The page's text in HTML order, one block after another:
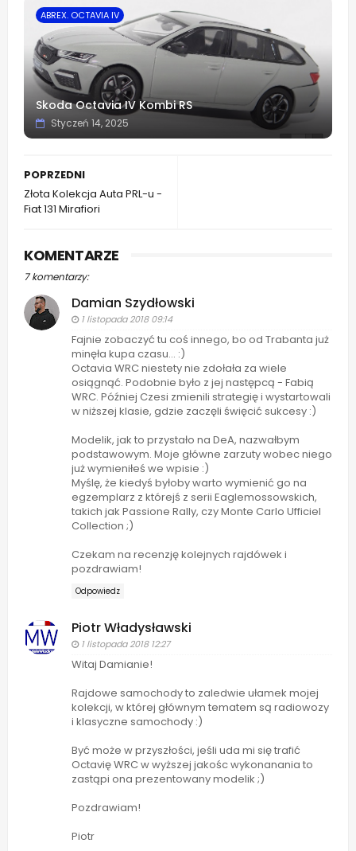
ABREX. OCTAVIA IV
Skoda Octavia IV Kombi RS
Styczeń 14, 2025
POPRZEDNI
Złota Kolekcja Auta PRL-u -
Fiat 131 Mirafiori
KOMENTARZE
7 komentarzy:
Damian Szydłowski
1 listopada 2018 09:14
Fajnie zobaczyć tu coś innego, bo od Trabanta już
minęła kupa czasu... :)
Octavia WRC niestety nie zdołała za wiele
osiągnąć. Podobnie było z jej następcą - Fabią
WRC. Później Czesi zmienili strategię i wystartowali
w niższej klasie, gdzie zaczęli święcić sukcesy :)
Modelik, jak to przystało na DeA, nazwałbym
podstawowym. Moje główne zarzuty wobec niego
już wymieniłeś we wpisie :)
Myślę, że kiedyś byłoby warto wymienić go na
egzemplarz z którejś z serii Eaglemossowskich,
takich jak Passione Rally, czy Monte Carlo Ufficiel
Collection ;)
Czekam na recenzję kolejnych rajdówek i
pozdrawiam!
Odpowiedz
Piotr Władysławski
1 listopada 2018 12:27
Witaj Damianie!
Rajdowe samochody to zaledwie ułamek mojej
kolekcji, w której głównym tematem są radiowozy
i klasyczne samochody :)
Być może w przyszłości, jeśli uda mi się trafić
Octavię WRC w wyższej jakośc wykonanania to
zastąpi ona prezentowany modelik ;)
Pozdrawiam!
Piotr